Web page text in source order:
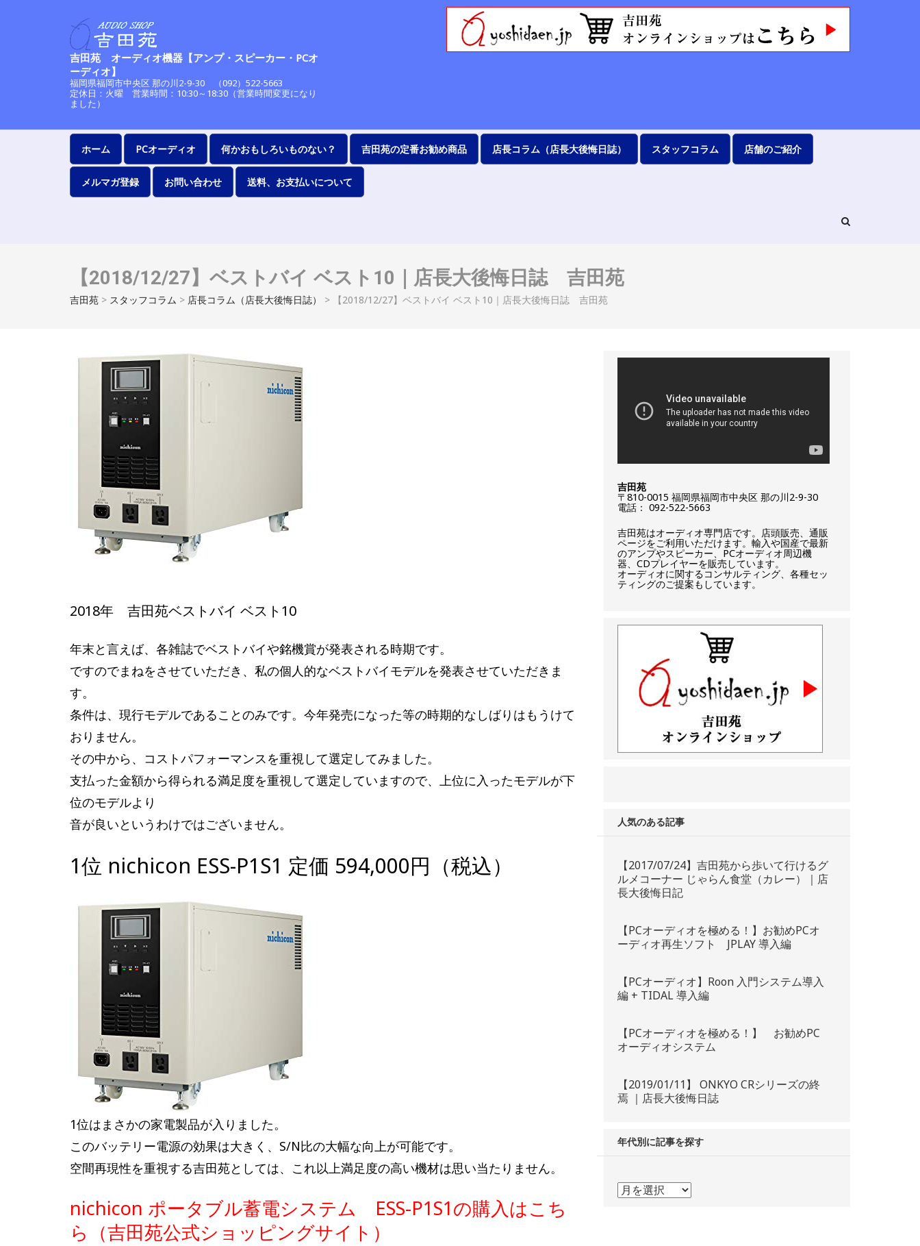
吉田苑 オーディオ機器【アンプ・スピーカー・PCオ
ーディオ】
福岡県福岡市中央区 那の川2-9-30 （092）522-5663
定休日：火曜 営業時間：10:30～18:30（営業時間変更になり
ました）
ホーム PCオーディオ 何かおもしろいものない？ 吉田苑の定番お勧め商品 店長コラム（店長大後悔日誌） スタッフコラム 店舗のご紹介
メルマガ登録 お問い合わせ 送料、お支払いについて
【2018/12/27】ベストバイ ベスト10｜店長大後悔日誌 吉田苑
吉田苑 > スタッフコラム > 店長コラム（店長大後悔日誌） > 【2018/12/27】ベストバイ ベスト10｜店長大後悔日誌 吉田苑
2018年 吉田苑ベストバイ ベスト10
年末と言えば、各雑誌でベストバイや銘機賞が発表される時期です。
ですのでまねをさせていただき、私の個人的なベストバイモデルを発表させていただきま
す。
条件は、現行モデルであることのみです。今年発売になった等の時期的なしばりはもうけて
おりません。
その中から、コストパフォーマンスを重視して選定してみました。
支払った金額から得られる満足度を重視して選定していますので、上位に入ったモデルが下
位のモデルより
音が良いというわけではございません。
1位 nichicon ESS-P1S1 定価 594,000円（税込）
1位はまさかの家電製品が入りました。
このバッテリー電源の効果は大きく、S/N比の大幅な向上が可能です。
空間再現性を重視する吉田苑としては、これ以上満足度の高い機材は思い当たりません。
nichicon ポータブル蓄電システム ESS-P1S1の購入はこち
ら（吉田苑公式ショッピングサイト）
吉田苑
〒810-0015 福岡県福岡市中央区 那の川2-9-30
電話： 092-522-5663
吉田苑はオーディオ専門店です。店頭販売、通販
ページをご利用いただけます。輸入や国産で最新
のアンプやスピーカー、PCオーディオ周辺機
器、CDプレイヤーを販売しています。
オーディオに関するコンサルティング、各種セッ
ティングのご提案もしています。
人気のある記事
【2017/07/24】吉田苑から歩いて行けるグ
ルメコーナー じゃらん食堂（カレー）｜店
長大後悔日記
【PCオーディオを極める！】お勧めPCオ
ーディオ再生ソフト JPLAY 導入編
【PCオーディオ】Roon 入門システム導入
編 + TIDAL 導入編
【PCオーディオを極める！】 お勧めPC
オーディオシステム
【2019/01/11】 ONKYO CRシリーズの終
焉 ｜店長大後悔日誌
年代別に記事を探す
年